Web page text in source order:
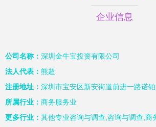
企业信息
公司名称： 深圳金牛宝投资有限公司
法人代表： 熊超
注册地址： 深圳市宝安区新安街道前进一路诺
所属行业： 商务服务业
更多行业： 其他专业咨询与调查,咨询与调查,商